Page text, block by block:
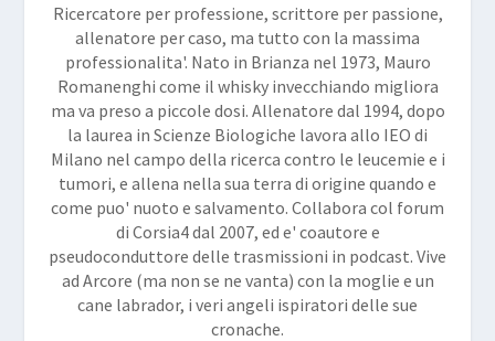
Ricercatore per professione, scrittore per passione,
allenatore per caso, ma tutto con la massima
professionalita'. Nato in Brianza nel 1973, Mauro
Romanenghi come il whisky invecchiando migliora
ma va preso a piccole dosi. Allenatore dal 1994, dopo
la laurea in Scienze Biologiche lavora allo IEO di
Milano nel campo della ricerca contro le leucemie e i
tumori, e allena nella sua terra di origine quando e
come puo' nuoto e salvamento. Collabora col forum
di Corsia4 dal 2007, ed e' coautore e
pseudoconduttore delle trasmissioni in podcast. Vive
ad Arcore (ma non se ne vanta) con la moglie e un
cane labrador, i veri angeli ispiratori delle sue
cronache.